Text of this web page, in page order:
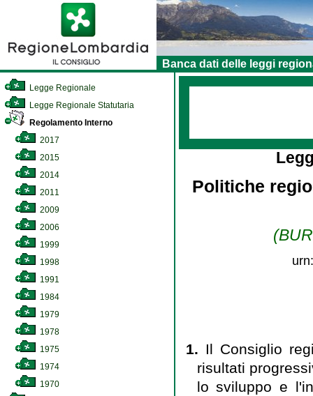
Banca dati delle leggi
Legge Regionale
Legge Regionale Statutaria
Regolamento Interno
2017
2015
2014
2011
2009
2006
1999
1998
1991
1984
1979
1978
1975
1974
1970
Politiche
1. Il Consiglio
risultati
lo sviluppo e